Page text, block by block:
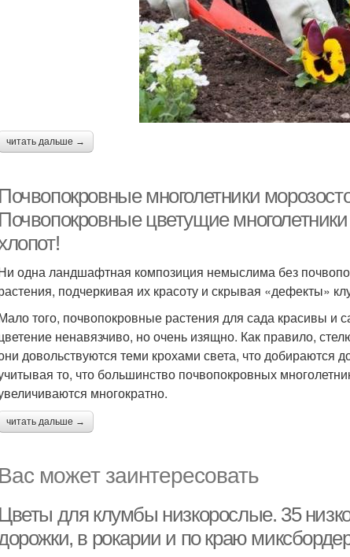
читать дальше →
Почвопокровные многолетники
Почвопокровные цветущие
одна ландшафтная композиция немыслима без
подчеркивая их красоту и скрывая «дефекты»
того, почвопокровные растения для сада красивы и
ненавязчиво, но очень изящно. Как правило,
довольствуются теми крохами света, что добираются
то, что большинство почвопокровных
многократно.
читать дальше →
Вас может заинтересовать
Цветы для клумбы низкорослые. 35
в рокарии и по краю